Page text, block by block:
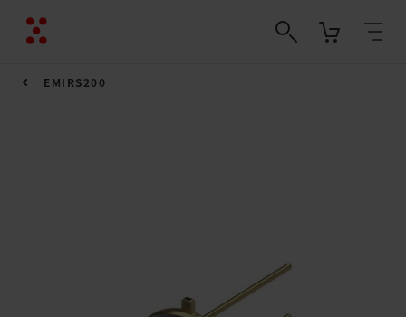
EMIRS200